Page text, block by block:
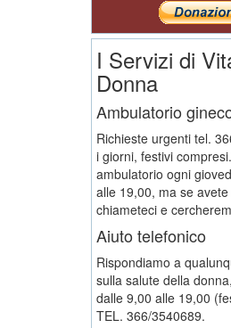
I Servizi di
Donna
Ambulatorio
Richieste urgenti tel.
i giorni, festivi
ambulatorio ogni
alle 19,00, ma se
chiameteci e
Aiuto telefonico
Rispondiamo a
sulla salute della
dalle 9,00 alle 19,00
TEL. 366/3540689.